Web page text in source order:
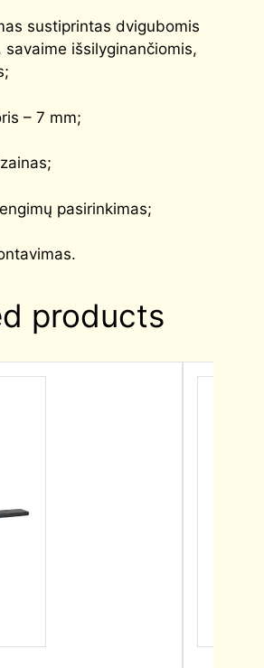
sustiprintas dvigubomis
savaime išsilyginančiomis,
– 7 mm;
pasirinkimas;
products